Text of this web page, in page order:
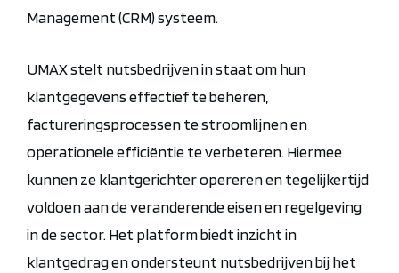
Management (CRM) systeem.
UMAX stelt nutsbedrijven in staat om hun
klantgegevens effectief te beheren,
factureringsprocessen te stroomlijnen en
operationele efficiëntie te verbeteren. Hiermee
kunnen ze klantgerichter opereren en tegelijkertijd
voldoen aan de veranderende eisen en regelgeving
in de sector. Het platform biedt inzicht in
klantgedrag en ondersteunt nutsbedrijven bij het